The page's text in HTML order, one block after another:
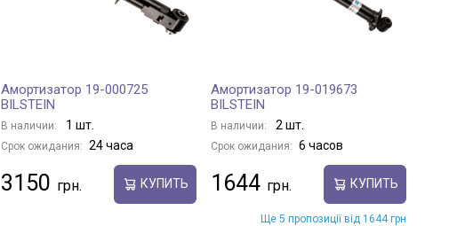
Амортизатор 19-000725
BILSTEIN
В наличии: 1 шт.
Срок ожидания: 24 часа
3150 КУПИТЬ
Амортизатор 19-019673
BILSTEIN
В наличии: 2 шт.
Срок ожидания: 6 часов
1644 КУПИТЬ
Ще 5 пропозиції від 1644 грн